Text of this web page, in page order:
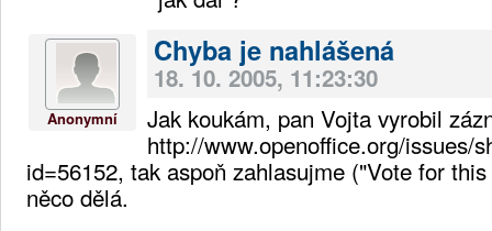
Anonymní
Chyba je nahlášená
18. 10. 2005, 11:23:30
Jak koukám, pan Vojta vyrobil
http://www.openoffice.org/issues/
id=56152, tak aspoň zahlasujme ("Vote for
něco dělá.